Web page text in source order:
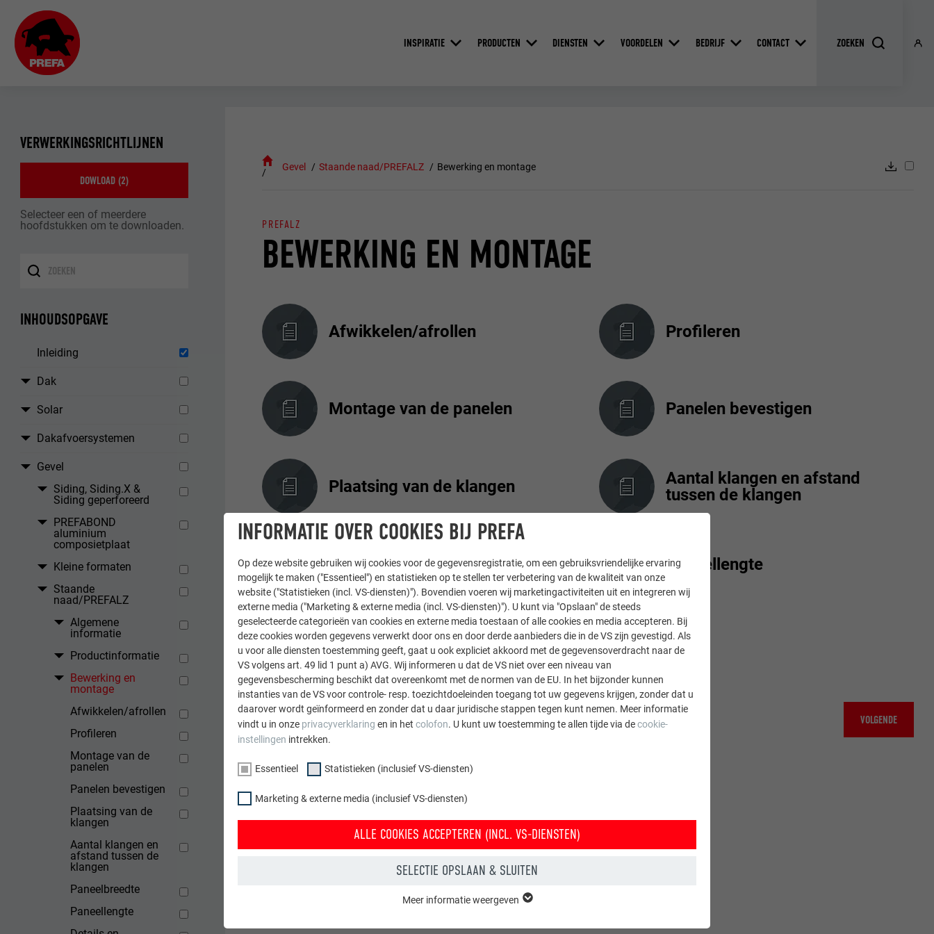
INSPIRATIE PRODUCTEN DIENSTEN VOORDELEN BEDRIJF CONTACT
VERWERKINGSRICHTLIJNEN
DOWLOAD (2)
Selecteer een of meerdere
hoofdstukken om te downloaden.
INHOUDSOPGAVE
Inleiding
Dak
Solar
Dakafvoersystemen
Gevel
Siding, Siding.X &
Siding geperforeerd
PREFABOND
aluminium
composietplaat
Kleine formaten
Staande
naad/PREFALZ
Algemene
informatie
Productinformatie
Bewerking en
montage
Afwikkelen/afrollen
Profileren
Montage van de
panelen
Panelen bevestigen
Plaatsing van de
klangen
Aantal klangen en
afstand tussen de
klangen
Paneelbreedte
Paneellengte
Gevel Staande naad/PREFALZ Bewerking en montage
BEWERKING EN MONTAGE
PREFALZ
Afwikkelen/afrollen Profileren
Montage van de panelen Panelen bevestigen
Plaatsing van de klangen
Aantal klangen en afstand
tussen de klangen
Paneelbreedte Paneellengte
Details en aansluitingen
TERUG VOLGENDE
INFORMATIE OVER COOKIES BIJ PREFA
Op deze website gebruiken wij cookies voor de gegevensregistratie, om een gebruiksvriendelijke ervaring
mogelijk te maken ("Essentieel") en statistieken op te stellen ter verbetering van de kwaliteit van onze
website ("Statistieken (incl. VS-diensten)"). Bovendien voeren wij marketingactiviteiten uit en integreren wij
externe media ("Marketing & externe media (incl. VS-diensten)"). U kunt via "Opslaan" de steeds
geselecteerde categorieën van cookies en externe media toestaan of alle cookies en media accepteren. Bij
deze cookies worden gegevens verwerkt door ons en door derde aanbieders die in de VS zijn gevestigd. Als
u voor alle diensten toestemming geeft, gaat u ook expliciet akkoord met de gegevensoverdracht naar de
VS volgens art. 49 lid 1 punt a) AVG. Wij informeren u dat de VS niet over een niveau van
gegevensbescherming beschikt dat overeenkomt met de normen van de EU. In het bijzonder kunnen
instanties van de VS voor controle- resp. toezichtdoeleinden toegang tot uw gegevens krijgen, zonder dat u
daarover wordt geïnformeerd en zonder dat u daar juridische stappen tegen kunt nemen. Meer informatie
vindt u in onze privacyverklaring en in het colofon. U kunt uw toestemming te allen tijde via decookie-
instellingen intrekken.
Essentieel Statistieken (inclusief VS-diensten)
Marketing & externe media (inclusief VS-diensten)
ALLE COOKIES ACCEPTEREN (INCL. VS-DIENSTEN)
SELECTIE OPSLAAN & SLUITEN
Meer informatie weergeven